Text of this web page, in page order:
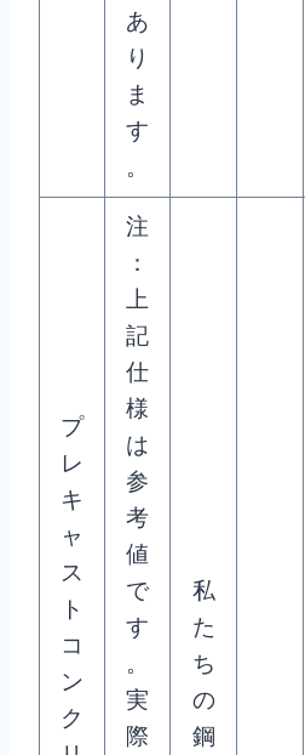
あ
り
ま
す
。
プ
レ
キ
ャ
ス
ト
コ
ン
ク
注
：
上
記
仕
様
は
参
考
値
で
す
。
実
際
私
た
ち
の
鋼